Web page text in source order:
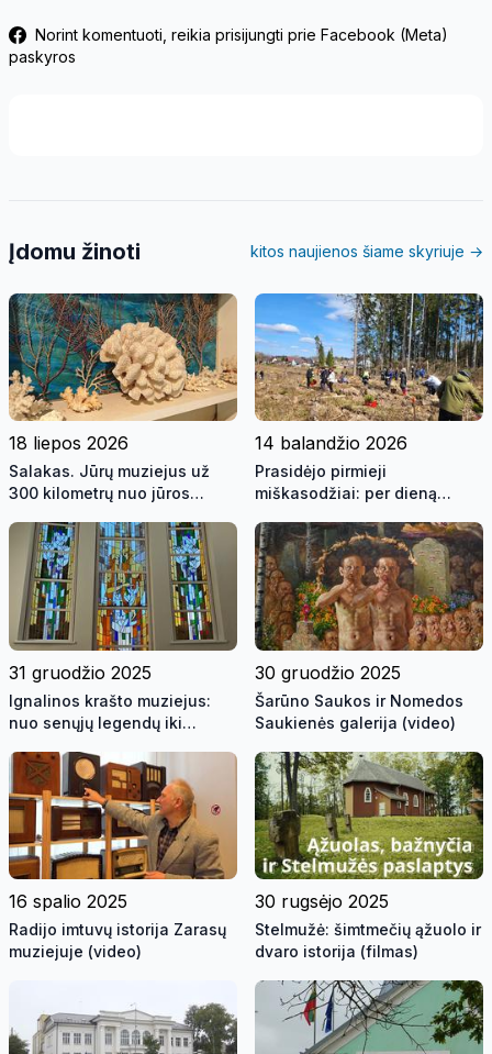
Norint komentuoti, reikia prisijungti prie Facebook (Meta)
paskyros
Įdomu žinoti kitos naujienos šiame skyriuje →
18 liepos 2026
Salakas. Jūrų muziejus už
300 kilometrų nuo jūros
14 balandžio 2026
Prasidėjo pirmieji
miškasodžiai: per dieną
medelių
31 gruodžio 2025
Ignalinos krašto muziejus:
nuo senųjų legendų iki
(video)
30 gruodžio 2025
Šarūno Saukos ir Nomedos
Saukienės galerija (video)
16 spalio 2025
Radijo imtuvų istorija Zarasų
muziejuje (video)
30 rugsėjo 2025
Stelmužė: šimtmečių ąžuolo ir
dvaro istorija (filmas)